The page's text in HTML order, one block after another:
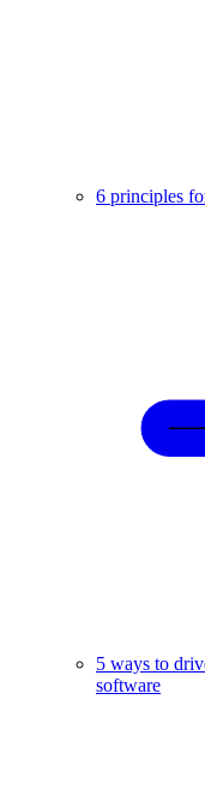
6 principles
5 ways to
software